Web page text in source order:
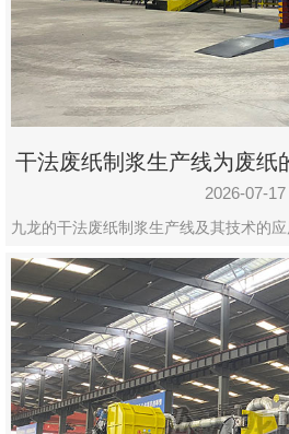
系
郑
州
市
设
有
限
公
司
豫
ICP
干法废纸制浆生产线为废纸
保障
2026-07-17
九龙的干法废纸制浆生产线及其技术的